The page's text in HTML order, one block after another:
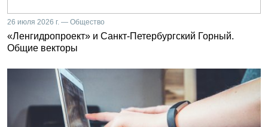
26 июля 2026 г. — Общество
«Ленгидропроект» и Санкт-Петербургский Горный.
Общие векторы